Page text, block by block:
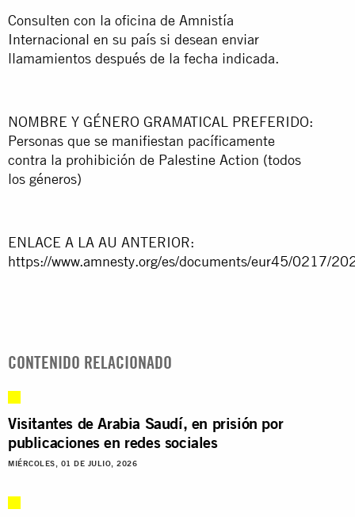
Consulten con la oficina de Amnistía
Internacional en su país si desean enviar
llamamientos después de la fecha indicada.
NOMBRE Y GÉNERO GRAMATICAL PREFERIDO:
Personas que se manifiestan pacíficamente
contra la prohibición de Palestine Action (todos
los géneros)
ENLACE A LA AU ANTERIOR:
https://www.amnesty.org/es/documents/eur45/0217/
CONTENIDO RELACIONADO
Visitantes de Arabia Saudí, en prisión por
publicaciones en redes sociales
MIÉRCOLES, 01 DE JULIO, 2026